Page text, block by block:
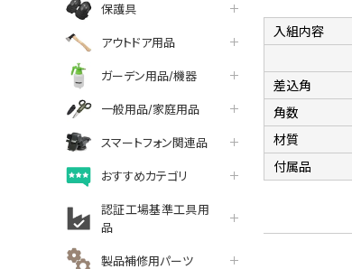
保護具
アウトドア用品
ガーデン用品/機器
一般用品/家庭用品
スマートフォン関連品
おすすめカテゴリ
認証工場基準工具用
品
製品補修用パーツ
入組内容
差込角
角数
材質
付属品